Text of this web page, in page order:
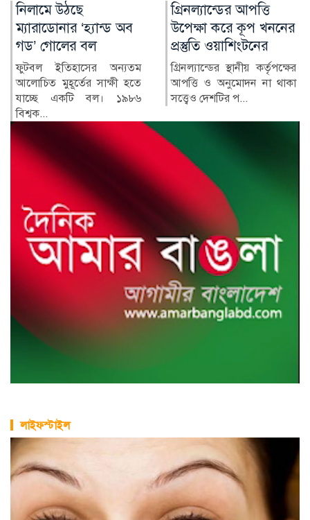
গ্রিনল্যান্ডের আপত্তি
উপেক্ষা করে কূপ খননের
প্রস্তুতি ওয়াশিংটনের
গ্রিনল্যান্ডের স্থানীয় কর্তৃপক্ষের
আপত্তি ও অনুমোদন না থাকা
সত্ত্বেও দেশটির প...
রাশিয়া-ইউক্রেন
পাল্টাপাল্টি হামলায়
নিহত ৩, আহত ১০
রাশিয়া ও ইউক্রেনের মধ্যে
শনিবার রাতভর পাল্টাপাল্টি
হামলায় অন্তত তিনজন নিহত
লাইফস্টাইল